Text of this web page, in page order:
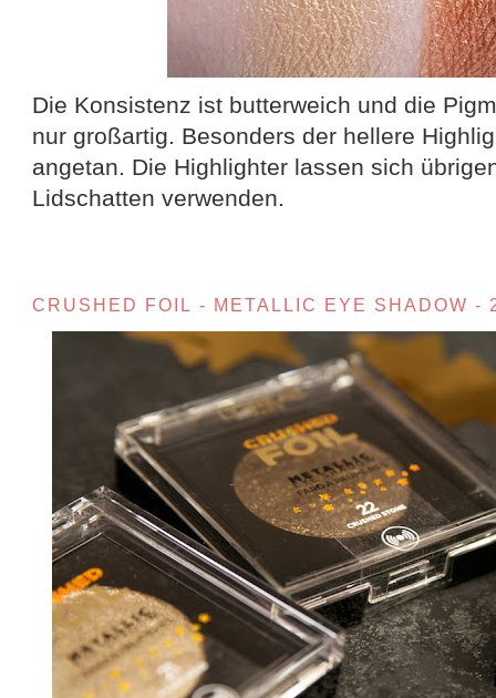
Die Konsistenz ist butterweich und die
nur großartig. Besonders der hellere
angetan. Die Highlighter lassen sich
Lidschatten verwenden.
CRUSHED FOIL - METALLIC EYE SHADOW -